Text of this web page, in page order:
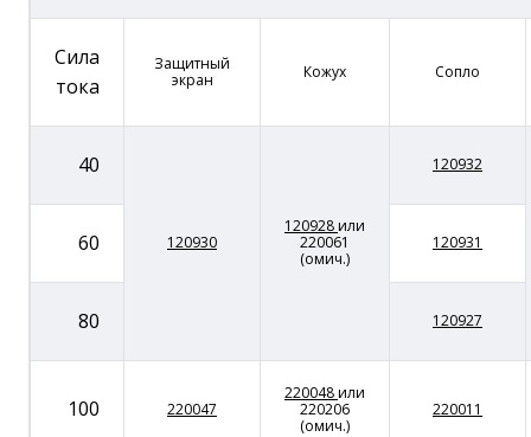
Сила
тока
Защитный
экран
Кожух Сопло
40
120930
120928 или
220061
(омич.)
120932
60 120931
80 120927
100 220047
220048или
220206
(омич.)
220011